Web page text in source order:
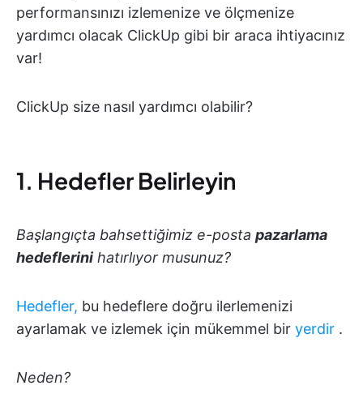
performansınızı izlemenize ve ölçmenize
yardımcı olacak ClickUp gibi bir araca ihtiyacınız
var!
ClickUp size nasıl yardımcı olabilir?
1. Hedefler Belirleyin
Başlangıçta bahsettiğimiz e-posta pazarlama
hedeflerini hatırlıyor musunuz?
Hedefler, bu hedeflere doğru ilerlemenizi
ayarlamak ve izlemek için mükemmel bir yerdir .
Neden?